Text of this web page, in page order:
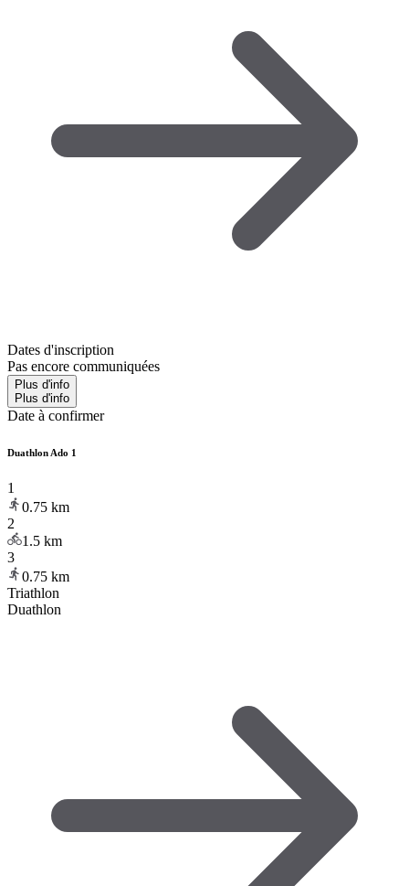
Dates d'inscription
Pas encore communiquées
Plus d'info
Plus d'info
Date à confirmer
Duathlon Ado 1
1
0.75 km
2
1.5 km
3
0.75 km
Triathlon
Duathlon